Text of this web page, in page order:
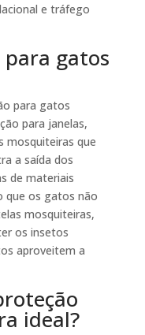
e tráfego
gatos
para gatos
para janelas,
mosquiteiras que
a saída dos
de materiais
que os gatos não
mosquiteiras,
os insetos
aproveitem a
ideal?